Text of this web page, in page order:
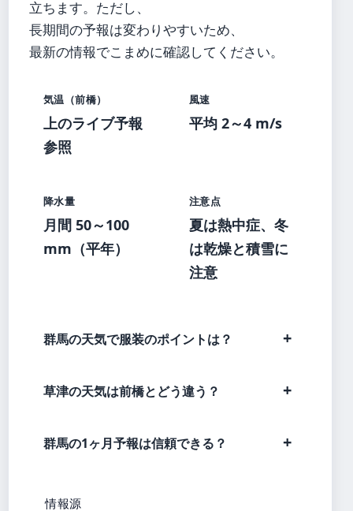
立ちます。ただし、
長期間の予報は変わりやすいため、
最新の情報でこまめに確認してください。
気温（前橋）
上のライブ予報
参照
風速
平均 2～4 m/s
降水量
月間 50～100
mm（平年）
注意点
夏は熱中症、冬
は乾燥と積雪に
注意
群馬の天気で服装のポイントは？
草津の天気は前橋とどう違う？
群馬の1ヶ月予報は信頼できる？
情報源